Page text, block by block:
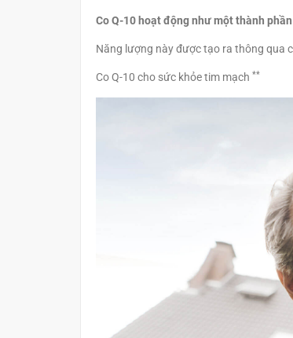
Co Q-10 hoạt động như một thành
Năng lượng này được tạo ra thông qua
Co Q-10 cho sức khỏe tim mạch **